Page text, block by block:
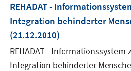
REHADAT -
Integration behinderter
(21.12.2010)
REHADAT - Informationssystem
Integration behinderter